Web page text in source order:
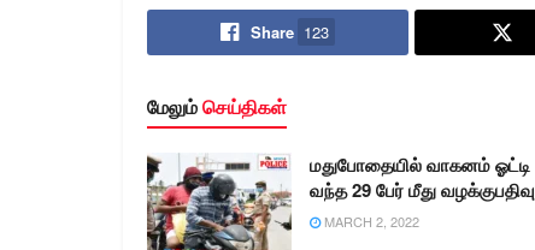
காவல் கண்காணிப்பாளர்…
Share 123
மேலும்செய்திகள்
மதுபோதையில் வாகனம் ஓட்டி
வந்த 29 பேர் மீது வழக்குபதிவு
MARCH 2, 2022